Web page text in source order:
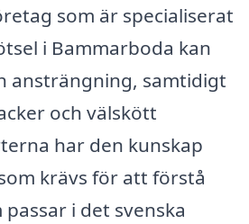
som är specialiserat
i Bammarboda kan
ansträngning, samtidigt
och välskött
har den kunskap
krävs för att förstå
i det svenska